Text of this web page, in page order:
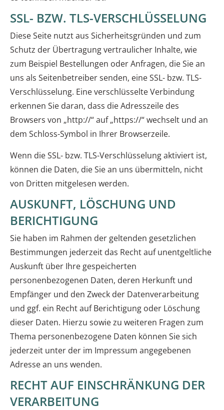
SSL- BZW. TLS-VERSCHLÜSSELUNG
Diese Seite nutzt aus Sicherheitsgründen und zum
Schutz der Übertragung vertraulicher Inhalte, wie
zum Beispiel Bestellungen oder Anfragen, die Sie an
uns als Seitenbetreiber senden, eine SSL- bzw. TLS-
Verschlüsselung. Eine verschlüsselte Verbindung
erkennen Sie daran, dass die Adresszeile des
Browsers von „http://“ auf „https://“ wechselt und an
dem Schloss-Symbol in Ihrer Browserzeile.
Wenn die SSL- bzw. TLS-Verschlüsselung aktiviert ist,
können die Daten, die Sie an uns übermitteln, nicht
von Dritten mitgelesen werden.
AUSKUNFT, LÖSCHUNG UND
BERICHTIGUNG
Sie haben im Rahmen der geltenden gesetzlichen
Bestimmungen jederzeit das Recht auf unentgeltliche
Auskunft über Ihre gespeicherten
personenbezogenen Daten, deren Herkunft und
Empfänger und den Zweck der Datenverarbeitung
und ggf. ein Recht auf Berichtigung oder Löschung
dieser Daten. Hierzu sowie zu weiteren Fragen zum
Thema personenbezogene Daten können Sie sich
jederzeit unter der im Impressum angegebenen
Adresse an uns wenden.
RECHT AUF EINSCHRÄNKUNG DER
VERARBEITUNG